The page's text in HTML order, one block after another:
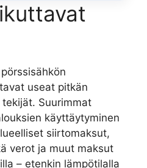
useat pitkän
Suurimmat
käyttäytyminen
siirtomaksut,
verot ja muut maksut
– etenkin lämpötilalla